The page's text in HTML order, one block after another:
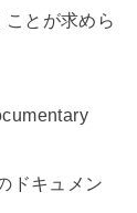
とが求めら
ドキュメン